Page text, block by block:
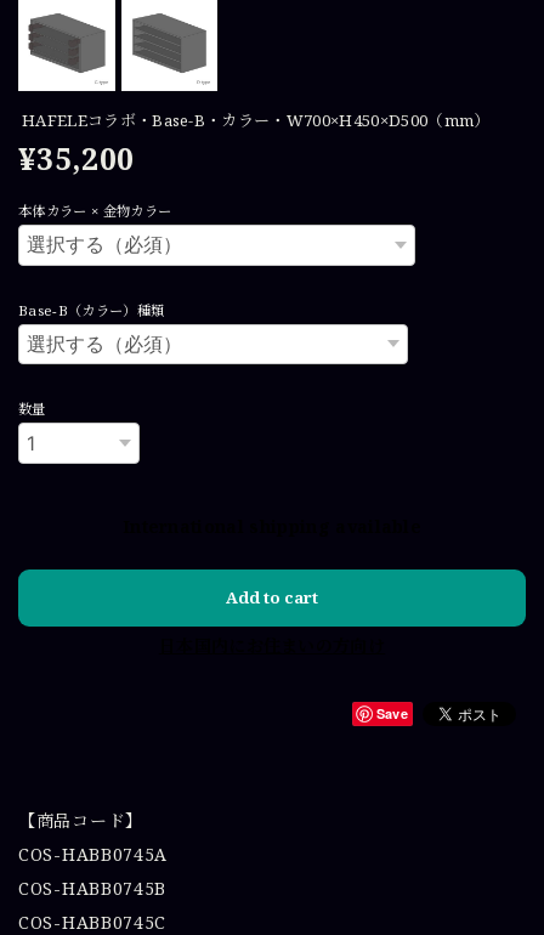
HAFELEコラボ・Base-B・カラー・W700×H450×D500（mm）
¥35,200
本体カラー × 金物カラー
Base-B（カラー）種類
数量
Add to cart
Save
【商品コード】
COS-HABB0745A
COS-HABB0745B
COS-HABB0745C